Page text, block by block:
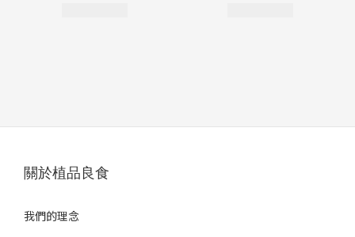
關於植品良食
我們的理念